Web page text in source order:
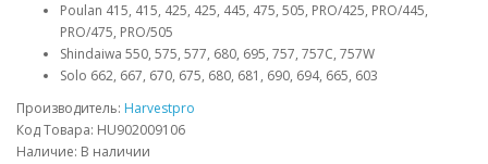
Poulan 415, 415, 425, 425, 445, 475, 505, PRO/425, PRO/445,
PRO/475, PRO/505
Shindaiwa 550, 575, 577, 680, 695, 757, 757C, 757W
Solo 662, 667, 670, 675, 680, 681, 690, 694, 665, 603
Производитель: Harvestpro
Код Товара: HU902009106
Наличие: В наличии